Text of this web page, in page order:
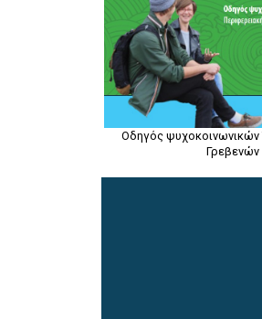
Οδηγός ψυχοκοινωνικών
Γρεβενών